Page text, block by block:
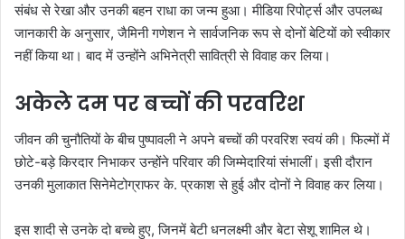
संबंध से रेखा और उनकी बहन राधा का जन्म हुआ। मीडिया रिपोर्ट्स और उपलब्ध
जानकारी के अनुसार, जैमिनी गणेशन ने सार्वजनिक रूप से दोनों बेटियों को स्वीकार
नहीं किया था। बाद में उन्होंने अभिनेत्री सावित्री से विवाह कर लिया।
अकेले दम पर बच्चों की परवरिश
जीवन की चुनौतियों के बीच पुष्पावली ने अपने बच्चों की परवरिश स्वयं की। फिल्मों में
छोटे-बड़े किरदार निभाकर उन्होंने परिवार की जिम्मेदारियां संभालीं। इसी दौरान
उनकी मुलाकात सिनेमेटोग्राफर के. प्रकाश से हुई और दोनों ने विवाह कर लिया।
इस शादी से उनके दो बच्चे हुए, जिनमें बेटी धनलक्ष्मी और बेटा सेशू शामिल थे।